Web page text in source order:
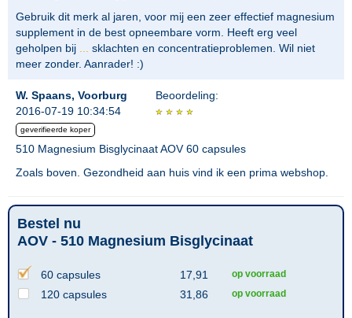
Gebruik dit merk al jaren, voor mij een zeer effectief magnesium
supplement in de best opneembare vorm. Heeft erg veel
geholpen bij
sklachten en concentratieproblemen. Wil niet
meer zonder. Aanrader! :)
W. Spaans, Voorburg
2016-07-19 10:34:54
geverifieerde koper
Beoordeling:
510 Magnesium Bisglycinaat AOV 60 capsules
Zoals boven. Gezondheid aan huis vind ik een prima webshop.
Bestel nu
AOV - 510 Magnesium Bisglycinaat
60 capsules 17,91 op voorraad
120 capsules 31,86 op voorraad